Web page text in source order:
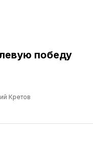
победу
Кретов